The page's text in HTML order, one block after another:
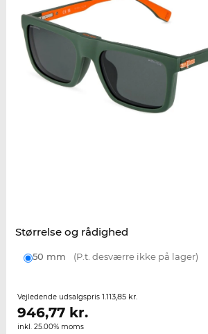
Størrelse og rådighed
50 mm (P.t. desværre ikke på lager)
Vejledende udsalgspris 1.113,85 kr.
946,77kr.
inkl. 25.00% moms